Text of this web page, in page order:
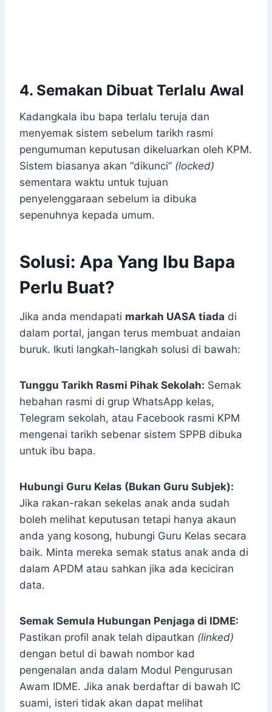
4. Semakan Dibuat Terlalu Awal
Kadangkala ibu bapa terlalu teruja dan
menyemak sistem sebelum tarikh rasmi
pengumuman keputusan dikeluarkan oleh KPM.
Sistem biasanya akan “dikunci” (locked)
sementara waktu untuk tujuan
penyelenggaraan sebelum ia dibuka
sepenuhnya kepada umum.
Solusi: Apa Yang Ibu Bapa
Perlu Buat?
Jika anda mendapati markah UASA tiada di
dalam portal, jangan terus membuat andaian
buruk. Ikuti langkah-langkah solusi di bawah:
Tunggu Tarikh Rasmi Pihak Sekolah: Semak
hebahan rasmi di grup WhatsApp kelas,
Telegram sekolah, atau Facebook rasmi KPM
mengenai tarikh sebenar sistem SPPB dibuka
untuk ibu bapa.
Hubungi Guru Kelas (Bukan Guru Subjek):
Jika rakan-rakan sekelas anak anda sudah
boleh melihat keputusan tetapi hanya akaun
anda yang kosong, hubungi Guru Kelas secara
baik. Minta mereka semak status anak anda di
dalam APDM atau sahkan jika ada keciciran
data.
Semak Semula Hubungan Penjaga di IDME:
Pastikan profil anak telah dipautkan (linked)
dengan betul di bawah nombor kad
pengenalan anda dalam Modul Pengurusan
Awam IDME. Jika anak berdaftar di bawah IC
suami, isteri tidak akan dapat melihat